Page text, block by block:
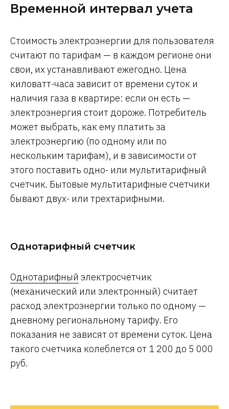
Временной интервал учета
Стоимость электроэнергии для пользователя
считают по тарифам — в каждом регионе они
свои, их устанавливают ежегодно. Цена
киловатт-часа зависит от времени суток и
наличия газа в квартире: если он есть —
электроэнергия стоит дороже. Потребитель
может выбрать, как ему платить за
электроэнергию (по одному или по
нескольким тарифам), и в зависимости от
этого поставить одно- или мультитарифный
счетчик. Бытовые мультитарифные счетчики
бывают двух- или трехтарифными.
Однотарифный счетчик
Однотарифный электросчетчик
(механический или электронный) считает
расход электроэнергии только по одному —
дневному региональному тарифу. Его
показания не зависят от времени суток. Цена
такого счетчика колеблется от 1 200 до 5 000
руб.